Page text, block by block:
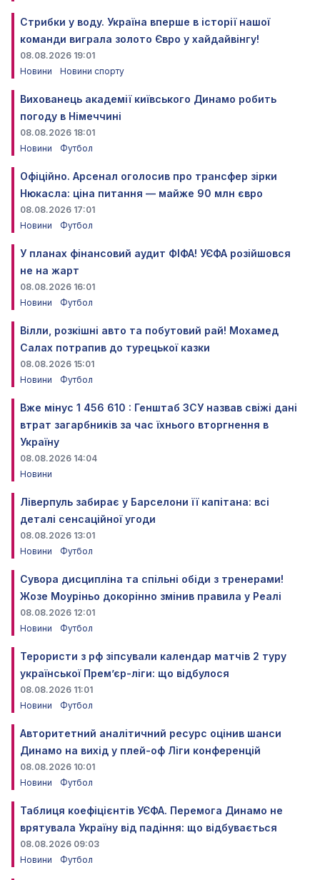
Стрибки у воду. Україна вперше в історії нашої
команди виграла золото Євро у хайдайвінгу!
08.08.2026 19:01
Новини
Новини спорту
Вихованець академії київського Динамо робить
погоду в Німеччині
08.08.2026 18:01
Новини
Футбол
Офіційно. Арсенал оголосив про трансфер зірки
Нюкасла: ціна питання — майже 90 млн євро
08.08.2026 17:01
Новини
Футбол
У планах фінансовий аудит ФІФА! УЄФА розійшовся
не на жарт
08.08.2026 16:01
Новини
Футбол
Вілли, розкішні авто та побутовий рай! Мохамед
Салах потрапив до турецької казки
08.08.2026 15:01
Новини
Футбол
Вже мінус 1 456 610 : Генштаб ЗСУ назвав свіжі дані
втрат загарбників за час їхнього вторгнення в
Україну
08.08.2026 14:04
Новини
Ліверпуль забирає у Барселони її капітана: всі
деталі сенсаційної угоди
08.08.2026 13:01
Новини
Футбол
Сувора дисципліна та спільні обіди з тренерами!
Жозе Моуріньо докорінно змінив правила у Реалі
08.08.2026 12:01
Новини
Футбол
Терористи з рф зіпсували календар матчів 2 туру
української Прем’єр-ліги: що відбулося
08.08.2026 11:01
Новини
Футбол
Авторитетний аналітичний ресурс оцінив шанси
Динамо на вихід у плей-оф Ліги конференцій
08.08.2026 10:01
Новини
Футбол
Таблиця коефіцієнтів УЄФА. Перемога Динамо не
врятувала Україну від падіння: що відбувається
08.08.2026 09:03
Новини
Футбол